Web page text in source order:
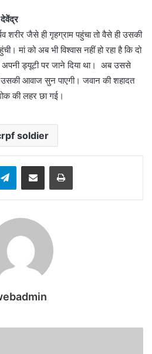
देवेंद्र
शरीर जैसे ही गृहग्राम पहुंचा तो वैसे ही उसकी
मां को अब भी विश्वास नहीं हो रहा है कि दो
ड्यूटी पर जाने दिया था। अब उससे
उसकी आवाज सुन पाएगी। जवान की शहादत
की लहर छा गई।
soldier
TelegramShare via Email Print